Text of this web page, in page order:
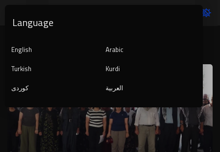
KURDISTAN
Language
English
Arabic
Turkish
Kurdi
کوردی
العربية